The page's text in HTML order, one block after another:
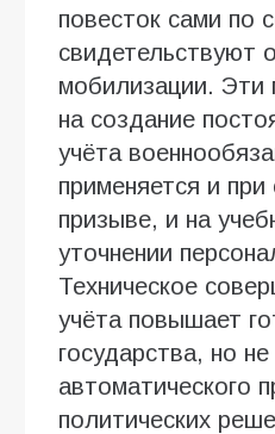
повесток сами по
свидетельствуют
мобилизации. Эти
на создание
учёта
применяется и
призыве, и на
уточнении
Техническое
учёта повышает
государства, но
автоматического
политических